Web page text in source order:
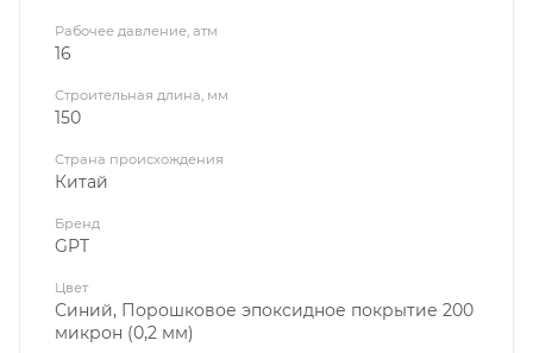
Рабочее давление, атм
16
Строительная длина, мм
150
Страна происхождения
Китай
Бренд
GPT
Цвет
Синий, Порошковое эпоксидное покрытие 200
микрон (0,2 мм)